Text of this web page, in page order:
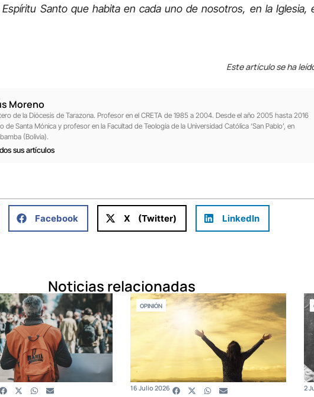
Santo que habita en cada uno de nosotros, en la Iglesia,
Este artículo se ha
Moreno
de la Diócesis de Tarazona. Profesor en el CRETA de 1985 a 2004. Desde el año 2005 hasta 2016
de Santa Mónica y profesor en la Facultad de Teología de la Universidad Católica ‘San Pablo’, en
(Bolivia).
sus artículos
Facebook X (Twitter) LinkedIn
Noticias relacionadas
OPINIÓN
16 Julio 2026 2